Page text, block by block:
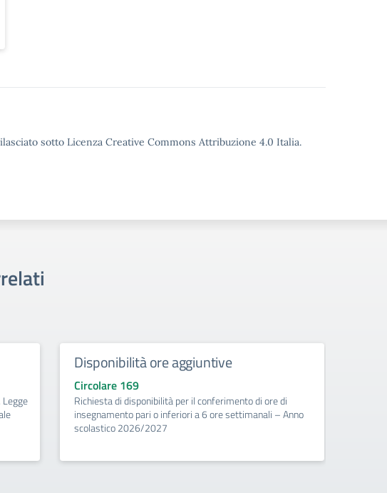
sotto Licenza Creative Commons Attribuzione 4.0 Italia.
Disponibilità ore aggiuntive
Circolare 169
Richiesta di disponibilità per il conferimento di ore di
insegnamento pari o inferiori a 6 ore settimanali – Anno
scolastico 2026/2027